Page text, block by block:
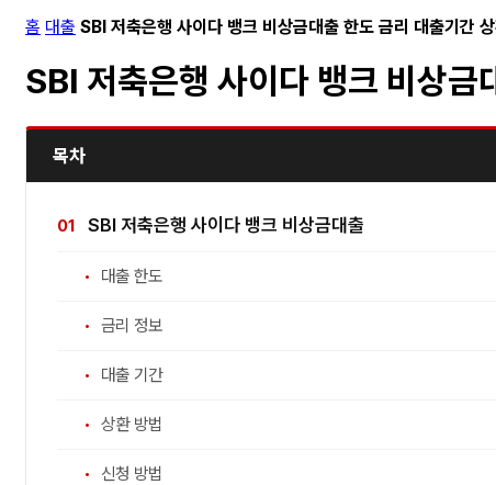
홈 대출 SBI 저축은행 사이다 뱅크 비상금대출 한도 금리 대출기간
SBI 저축은행 사이다 뱅크 비상
목차
SBI 저축은행 사이다 뱅크 비상금대출
대출 한도
금리 정보
대출 기간
상환 방법
신청 방법